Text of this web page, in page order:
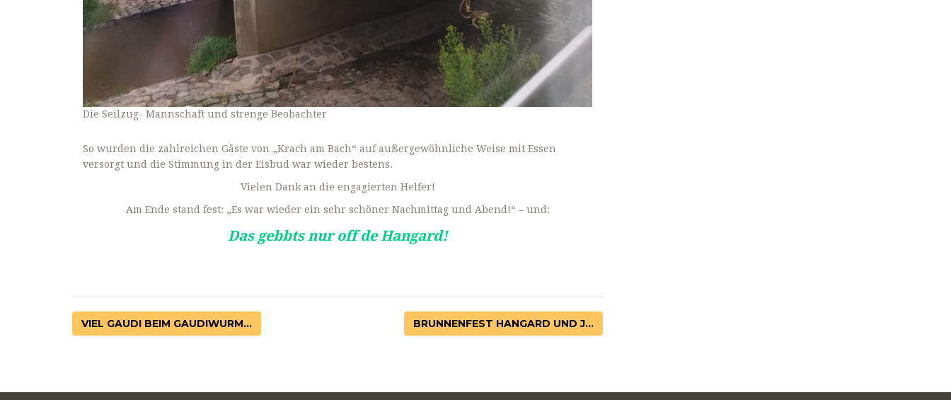
Die Seilzug- Mannschaft und strenge Beobachter
So wurden die zahlreichen Gäste von „Krach am Bach“ auf außergewöhnliche Weise mit Essen
versorgt und die Stimmung in der Eisbud war wieder bestens.
Vielen Dank an die engagierten Helfer!
Am Ende stand fest: „Es war wieder ein sehr schöner Nachmittag und Abend!“ – und:
Das gebbts nur off de Hangard!
VIEL GAUDI BEIM GAUDIWURM... BRUNNENFEST HANGARD UND J...